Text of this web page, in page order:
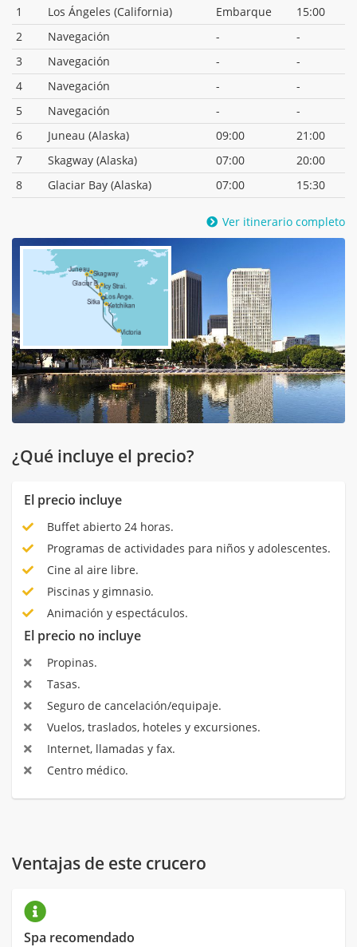
1 Los Ángeles (California) Embarque
15:00
2
Navegación -
-
3
Navegación -
-
4
Navegación -
-
5
Navegación -
-
6
Juneau (Alaska) 09:00
21:00
7
Skagway (Alaska) 07:00
20:00
8
Glaciar Bay (Alaska) 07:00 15:30
Ver itinerario completo
¿Qué incluye el precio?
El precio incluye
Buffet abierto 24 horas.
Programas de actividades para niños y adolescentes.
Cine al aire libre.
Piscinas y gimnasio.
Animación y espectáculos.
El precio no incluye
Propinas.
Tasas.
Seguro de cancelación/equipaje.
Vuelos, traslados, hoteles y excursiones.
Internet, llamadas y fax.
Centro médico.
Ventajas de este crucero
Spa recomendado